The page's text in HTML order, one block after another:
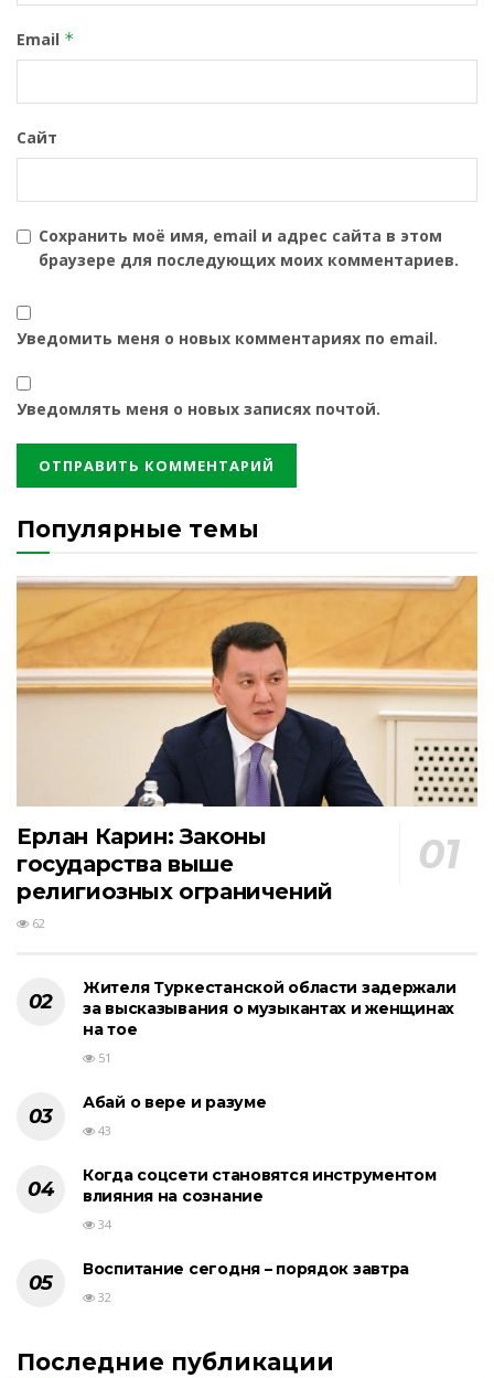
Email *
Сайт
Сохранить моё имя, email и адрес сайта в этом
браузере для последующих моих комментариев.
Уведомить меня о новых комментариях по email.
Уведомлять меня о новых записях почтой.
Популярные темы
Ерлан Карин: Законы
государства выше
религиозных ограничений
62
Жителя Туркестанской области задержали
за высказывания о музыкантах и женщинах
на тое
51
Абай о вере и разуме
43
Когда соцсети становятся инструментом
влияния на сознание
34
Воспитание сегодня – порядок завтра
32
Последние публикации